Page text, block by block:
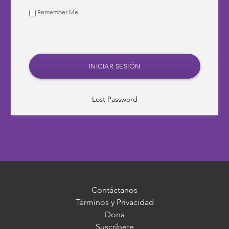
Remember Me
Lost Password
Contáctanos
Términos y Privacidad
Dona
Suscríbete